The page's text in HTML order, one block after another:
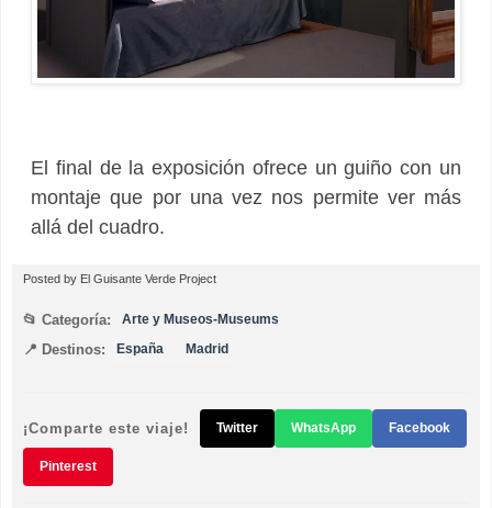
El final de la exposición ofrece un guiño con un
montaje que por una vez nos permite ver más
allá del cuadro.
Posted by El Guisante Verde Project
📂 Categoría: Arte y Museos-Museums
📍 Destinos: España Madrid
¡Comparte este viaje! Twitter WhatsApp Facebook
Pinterest